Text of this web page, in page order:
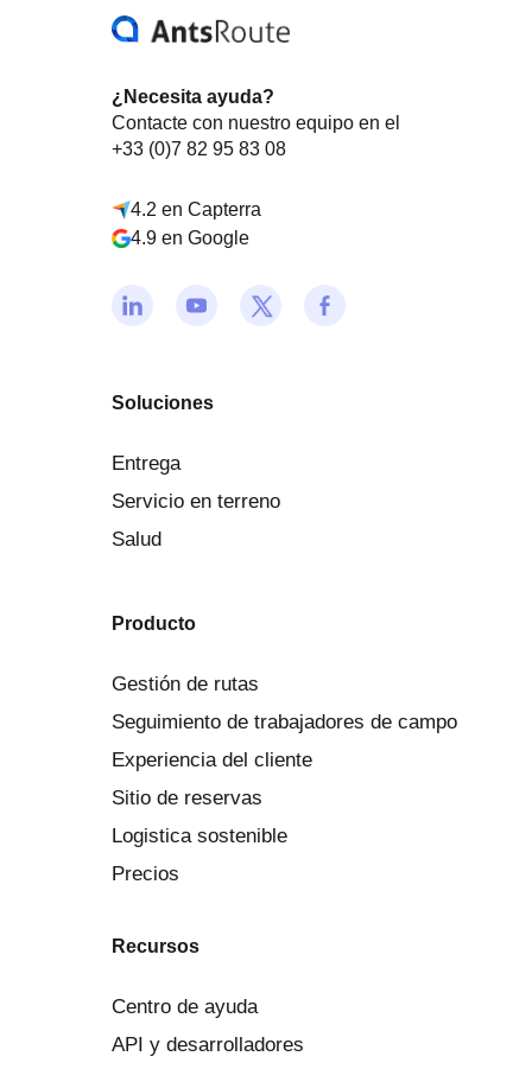
¿Necesita ayuda?
Contacte con nuestro equipo en el
+33 (0)7 82 95 83 08
4.2 en Capterra
4.9 en Google
Soluciones
Entrega
Servicio en terreno
Salud
Producto
Gestión de rutas
Seguimiento de trabajadores de campo
Experiencia del cliente
Sitio de reservas
Logistica sostenible
Precios
Recursos
Centro de ayuda
API y desarrolladores